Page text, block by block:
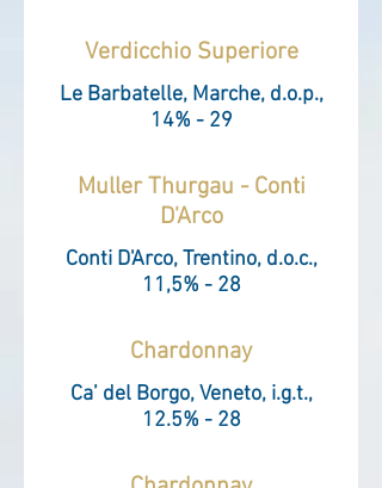
Verdicchio Superiore
Le Barbatelle, Marche, d.o.p.,
14% - 29
Muller Thurgau - Conti
D'Arco
Conti D'Arco, Trentino, d.o.c.,
11,5% - 28
Chardonnay
Ca’ del Borgo, Veneto, i.g.t.,
12.5% - 28